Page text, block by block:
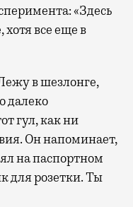
«Здесь
все еще в
в шезлонге,
далеко
гул, как ни
Он напоминает,
на паспортном
для розетки. Ты